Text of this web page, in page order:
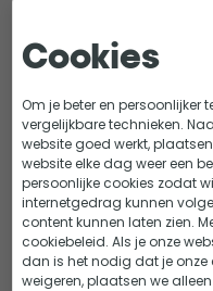
Zelfopblaasbare
stiekem zijn ze dat niet
Dreamzone
ongeveer 90% op. De
slaapmat, voeg je heel
pomp. Zo lig je altijd
Makkelijk in gebruik
Belangrijkste
Comfortniveau
Zelfopblazend
Materiaal
Aantal personen
R waarde
Cookies
Om je beter en persoonlijker
vergelijkbare technieken.
website goed werkt,
website elke dag weer een
persoonlijke cookies zodat
internetgedrag kunnen
content kunnen laten zien.
cookiebeleid. Als je onze
dan is het nodig dat je onze
weigeren, plaatsen we